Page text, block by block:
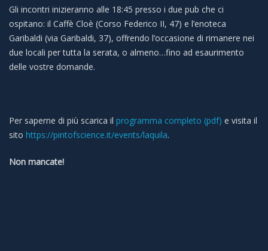
Gli incontri inizieranno alle 18:45 presso i due pub che ci
ospitano: il Caffè Cloè (Corso Federico II, 47) e l’enoteca
Garibaldi (via Garibaldi, 37), offrendo l’occasione di rimanere nei
due locali per tutta la serata, o almeno…fino ad esaurimento
delle vostre domande.
Per saperne di più scarica il programma completo (pdf) e visita il
sito https://pintofscience.it/events/laquila.
Non mancate!